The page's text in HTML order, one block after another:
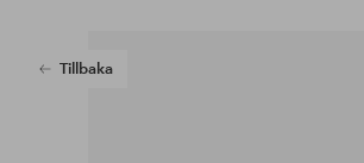
Tillbaka